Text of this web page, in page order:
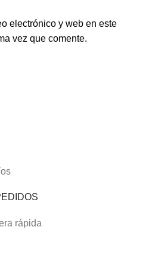
electrónico y web en este
vez que comente.
rápida